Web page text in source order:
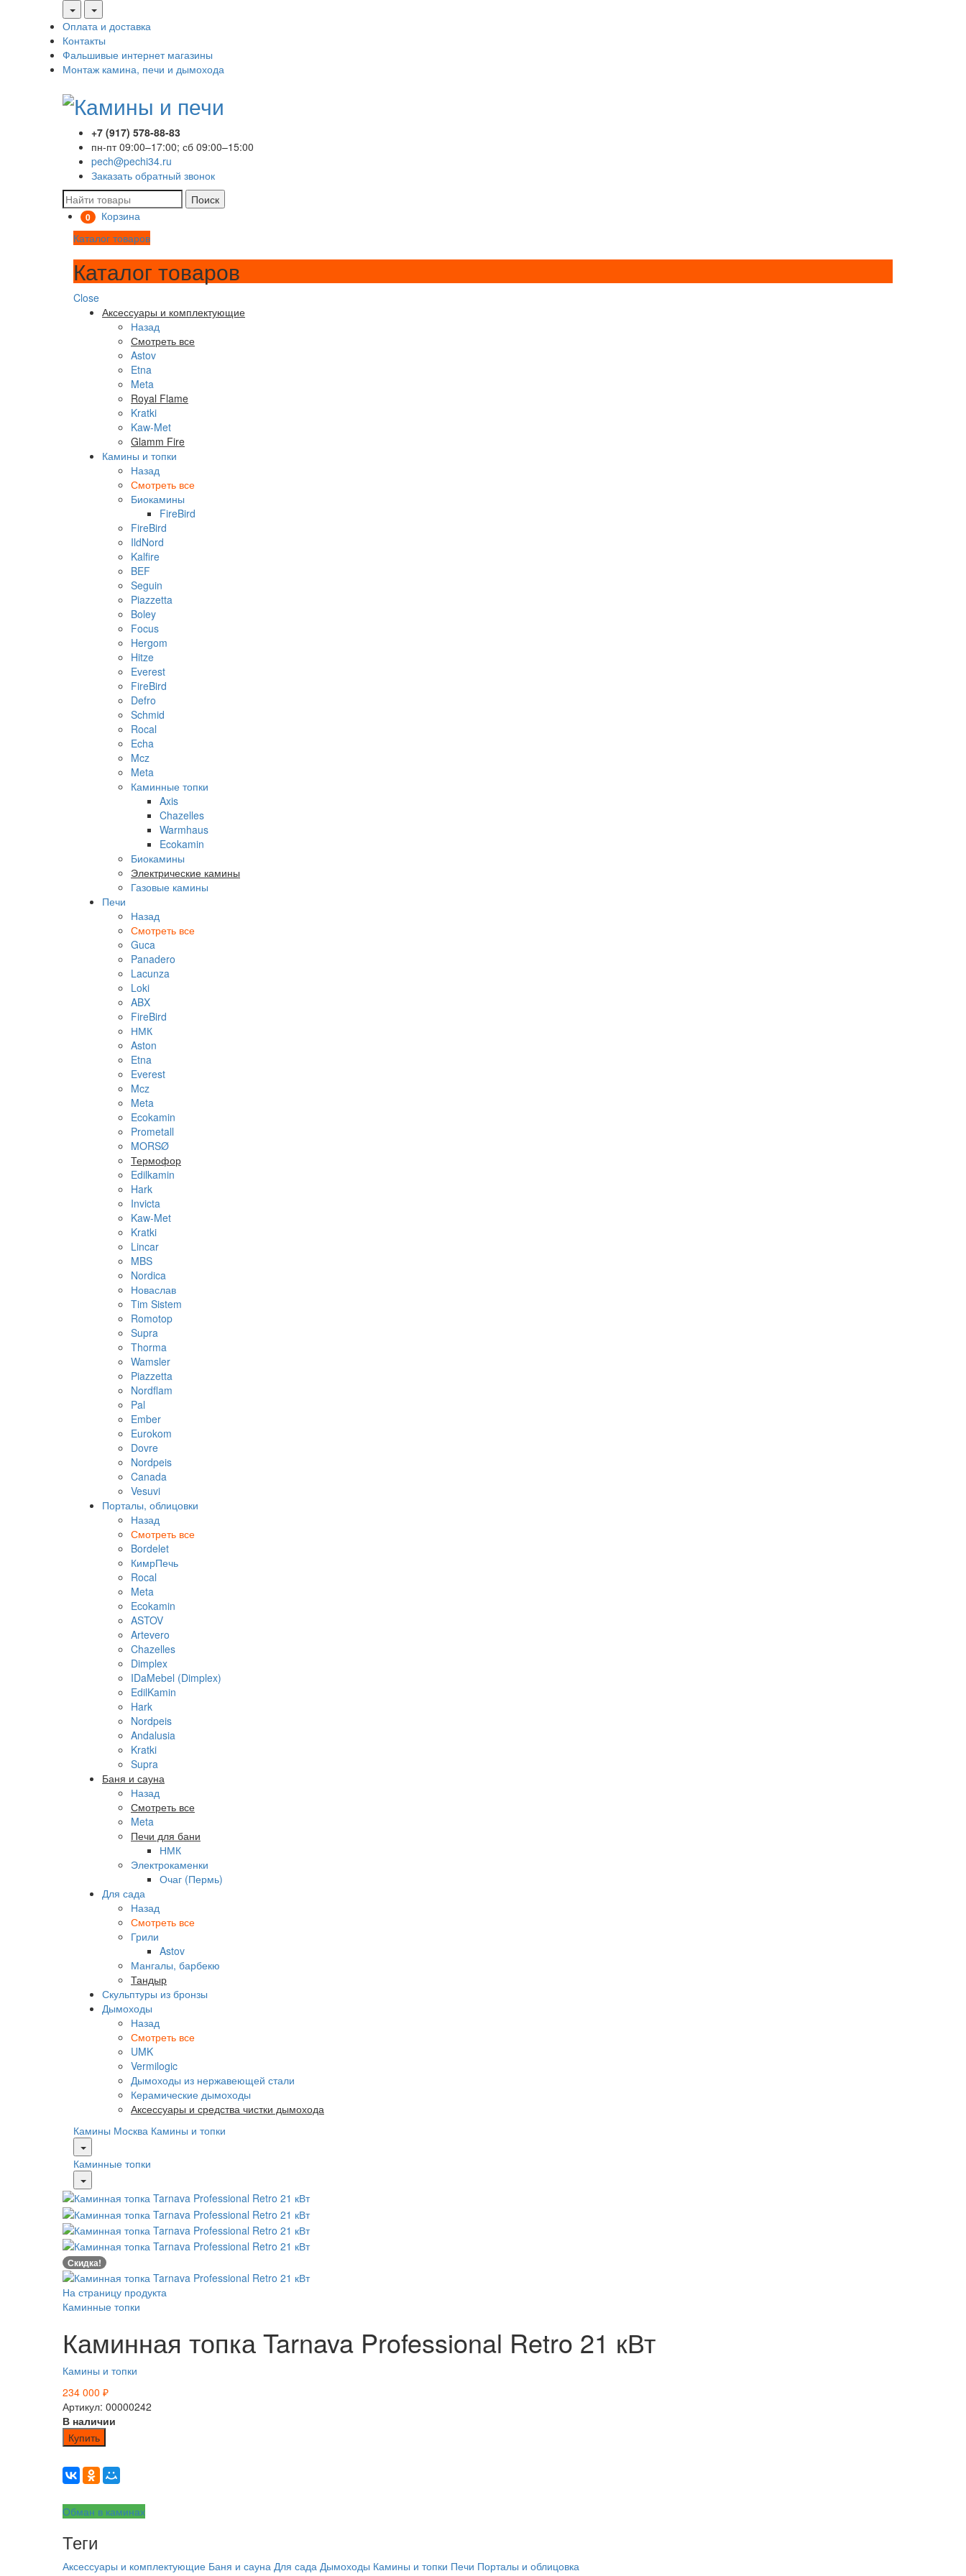
Оплата и доставка
Контакты
Фальшивые интернет магазины
Монтаж камина, печи и дымохода
+7 (917) 578-88-83
пн-пт 09:00–17:00; сб 09:00–15:00
pech@pechi34.ru
Заказать обратный звонок
Поиск
0
Корзина
Каталог товаров
Каталог товаров
Close
Аксессуары и комплектующие
Назад
Смотреть все
Astov
Etna
Meta
Royal Flame
Kratki
Kaw-Met
Glamm Fire
Камины и топки
Назад
Смотреть все
Биокамины
FireBird
FireBird
IldNord
Kalfire
BEF
Seguin
Piazzetta
Boley
Focus
Hergom
Hitze
Everest
FireBird
Defro
Schmid
Rocal
Echa
Mcz
Meta
Каминные топки
Axis
Chazelles
Warmhaus
Ecokamin
Биокамины
Электрические камины
Газовые камины
Печи
Назад
Смотреть все
Guca
Panadero
Lacunza
Loki
ABX
FireBird
НМК
Aston
Etna
Everest
Mcz
Meta
Ecokamin
Prometall
MORSØ
Термофор
Edilkamin
Hark
Invicta
Kaw-Met
Kratki
Lincar
MBS
Nordica
Новаслав
Tim Sistem
Romotop
Supra
Thorma
Wamsler
Piazzetta
Nordflam
Pal
Ember
Eurokom
Dovre
Nordpeis
Canada
Vesuvi
Порталы, облицовки
Назад
Смотреть все
Bordelet
КимрПечь
Rocal
Meta
Ecokamin
ASTOV
Artevero
Chazelles
Dimplex
IDaMebel (Dimplex)
EdilKamin
Hark
Nordpeis
Andalusia
Kratki
Supra
Баня и сауна
Назад
Смотреть все
Meta
Печи для бани
НМК
Электрокаменки
Очаг (Пермь)
Для сада
Назад
Смотреть все
Грили
Astov
Мангалы, барбекю
Тандыр
Скульптуры из бронзы
Дымоходы
Назад
Смотреть все
UMK
Vermilogic
Дымоходы из нержавеющей стали
Керамические дымоходы
Аксессуары и средства чистки дымохода
Камины Москва Камины и топки
Каминные топки
Скидка!
На страницу продукта
Каминные топки
Каминная топка Tarnava Professional Retro 21 кВт
Камины и топки
234 000 ₽
Артикул: 00000242
В наличии
Купить
Обман в каминах
Теги
Аксессуары и комплектующие Баня и сауна Для сада Дымоходы Камины и топки Печи Порталы и облицовка